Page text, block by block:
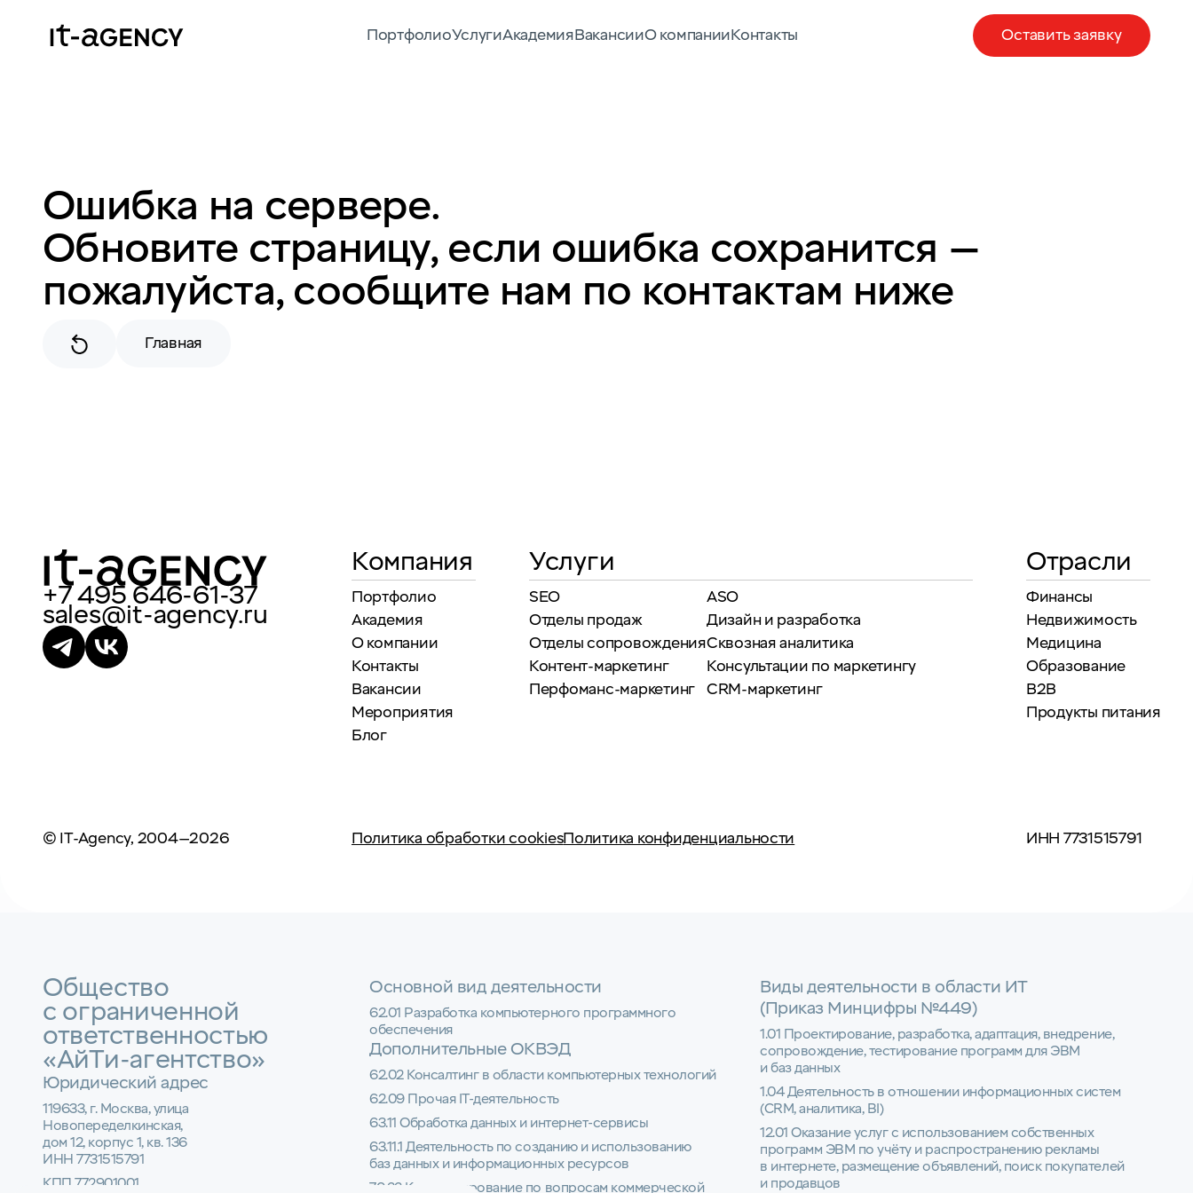
ПортфолиоУслугиАкадемияВакансииО компанииКонтакты Оставить заявку
Ошибка на сервере.
Обновите страницу, если ошибка сохранится —
пожалуйста, сообщите нам по контактам ниже
Главная
+7 495 646-61-37
sales@it-agency.ru
Компания
Портфолио
Академия
О компании
Контакты
Вакансии
Мероприятия
Блог
Услуги
SEO
Отделы продаж
Отделы сопровождения
Контент-маркетинг
Перфоманс-маркетинг
ASO
Дизайн и разработка
Сквозная аналитика
Консультации по маркетингу
CRM-маркетинг
Отрасли
Финансы
Недвижимость
Медицина
Образование
B2B
Продукты питания
© IT-Agency, 2004—2026 Политика обработки cookiesПолитика конфиденциальности ИНН 7731515791
Общество
с ограниченной
ответственностью
«АйТи-агентство»
Юридический адрес
119633, г. Москва, улица
Новопеределкинская,
дом 12, корпус 1, кв. 136
ИНН 7731515791
КПП 772901001
Основной вид деятельности
62.01 Разработка компьютерного программного
обеспечения
Дополнительные ОКВЭД
62.02 Консалтинг в области компьютерных технологий
62.09 Прочая IT-деятельность
63.11 Обработка данных и интернет-сервисы
63.11.1 Деятельность по созданию и использованию
баз данных и информационных ресурсов
70.22 Консультирование по вопросам коммерческой
Виды деятельности в области ИТ
(Приказ Минцифры №449)
1.01 Проектирование, разработка, адаптация, внедрение,
сопровождение, тестирование программ для ЭВМ
и баз данных
1.04 Деятельность в отношении информационных систем
(CRM, аналитика, BI)
12.01 Оказание услуг с использованием собственных
программ ЭВМ по учёту и распространению рекламы
в интернете, размещение объявлений, поиск покупателей
и продавцов